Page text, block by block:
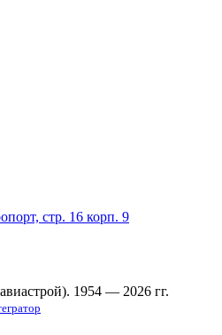
стр. 16 корп. 9
1954 — 2026 гг.